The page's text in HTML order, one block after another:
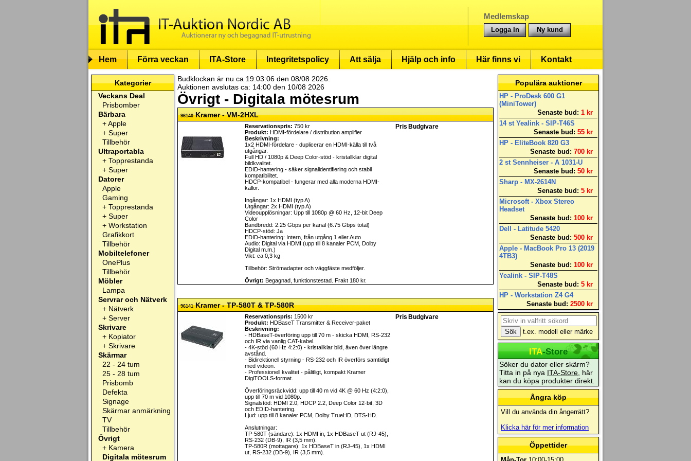
Medlemskap
Logga In Ny kund
Hem Förra veckan ITA-Store Integritetspolicy Att sälja Hjälp och info Här finns vi Kontakt
Kategorier
Veckans Deal
Prisbomber
Bärbara
+Apple
+ Super
Tillbehör
Ultraportabla
+ Topprestanda
+ Super
Datorer
Apple
Gaming
+ Topprestanda
+ Super
+ Workstation
Grafikkort
Tillbehör
Mobiltelefoner
OnePlus
Tillbehör
Möbler
Lampa
Servrar och Nätverk
+ Nätverk
+ Server
Skrivare
+ Kopiator
+ Skrivare
Skärmar
22 - 24 tum
25 - 28 tum
Prisbomb
Defekta
Signage
Skärmar anmärkning
TV
Tillbehör
Övrigt
+ Kamera
Digitala mötesrum
Budklockan är nu ca 19:03:06 den 08/08 2026.
Auktionen avslutas ca: 14:00 den 10/08 2026
Övrigt - Digitala mötesrum
96140Kramer - VM-2HXL
Reservationspris: 750 kr
Produkt: HDMI-fördelare / distribution amplifier
Beskrivning:
1x2 HDMI-fördelare - duplicerar en HDMI-källa till två
utgångar.
Full HD / 1080p & Deep Color-stöd - kristallklar digital
bildkvalitet.
EDID-hantering - säker signalidentifiering och stabil
kompatibilitet.
HDCP-kompatibel - fungerar med alla moderna HDMI-
källor.
Ingångar: 1x HDMI (typ A)
Utgångar: 2x HDMI (typ A)
Videoupplösningar: Upp till 1080p @ 60 Hz, 12-bit Deep
Color
Bandbredd: 2.25 Gbps per kanal (6.75 Gbps total)
HDCP-stöd: Ja
EDID-hantering: Intern, från utgång 1 eller Auto
Audio: Digital via HDMI (upp till 8 kanaler PCM, Dolby
Digital m.m.)
Vikt: ca 0,3 kg
Tillbehör: Strömadapter och väggfäste medföljer.
Övrigt: Begagnad, funktionstestad. Frakt 180 kr.
Pris Budgivare
96141Kramer - TP-580T & TP-580R
Reservationspris: 1500 kr
Produkt: HDBaseT Transmitter & Receiver-paket
Beskrivning:
- HDBaseT-överföring upp till 70 m - skicka HDMI, RS-232
och IR via vanlig CAT-kabel.
- 4K-stöd (60 Hz 4:2:0) - kristallklar bild, även över längre
avstånd.
- Bidirektionell styrning - RS-232 och IR överförs samtidigt
med videon.
- Professionell kvalitet - pålitligt, kompakt Kramer
DigiTOOLS-format.
Överföringsräckvidd: upp till 40 m vid 4K @ 60 Hz (4:2:0),
upp till 70 m vid 1080p.
Signalstöd: HDMI 2.0, HDCP 2.2, Deep Color 12-bit, 3D
och EDID-hantering.
Ljud: upp till 8 kanaler PCM, Dolby TrueHD, DTS-HD.
Anslutningar:
TP-580T (sändare): 1x HDMI in, 1x HDBaseT ut (RJ-45),
RS-232 (DB-9), IR (3,5 mm).
TP-580R (mottagare): 1x HDBaseT in (RJ-45), 1x HDMI
ut, RS-232 (DB-9), IR (3,5 mm).
Pris Budgivare
Populära auktioner
HP - ProDesk 600 G1
(MiniTower)
Senaste bud: 1 kr
14 st Yealink - SIP-T46S
Senaste bud: 55 kr
HP - EliteBook 820 G3
Senaste bud: 700 kr
2 st Sennheiser - A 1031-U
Senaste bud: 50 kr
Sharp - MX-2614N
Senaste bud: 5 kr
Microsoft - Xbox Stereo
Headset
Senaste bud: 100 kr
Dell - Latitude 5420
Senaste bud: 500 kr
Apple - MacBook Pro 13 (2019
4TB3)
Senaste bud: 100 kr
Yealink - SIP-T48S
Senaste bud: 5 kr
HP - Workstation Z4 G4
Senaste bud: 2500 kr
t.ex. modell eller märke
ITA-Store
Söker du dator eller skärm?
Titta in på nya ITA-Store , här
kan du köpa produkter direkt.
Ångra köp
Vill du använda din ångerrätt?
Klicka här för mer information
Öppettider